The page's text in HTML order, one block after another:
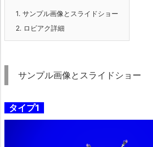
1. サンプル画像とスライドショー
2. ロビアク詳細
サンプル画像とスライドショー
タイプ1